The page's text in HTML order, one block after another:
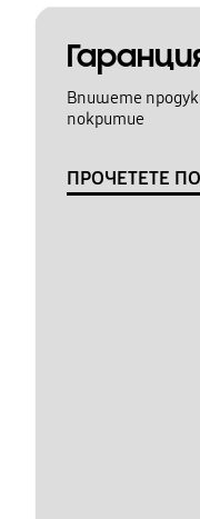
Впишете
покритие
ПРОЧЕТЕТЕ